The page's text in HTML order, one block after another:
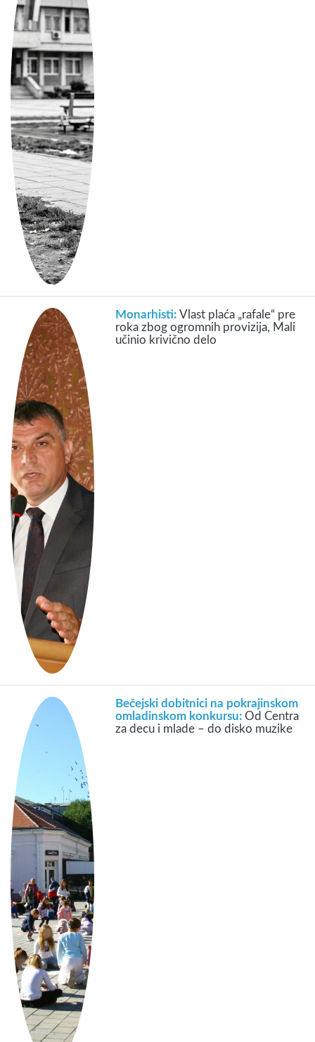
Monarhisti:Vlast plaća „rafale“ pre
roka zbog ogromnih provizija, Mali
učinio krivično delo
Bečejski dobitnici na pokrajinskom
omladinskom konkursu:Od Centra
za decu i mlade – do disko muzike